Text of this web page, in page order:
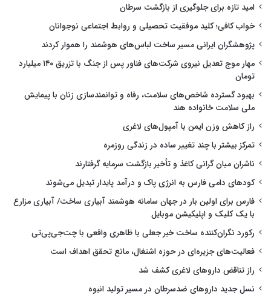
امید تازه برای جلوگیری از بازگشت سرطان
خواب کافی؛ کلید موفقیت تحصیلی و روابط اجتماعی نوجوانان
پژوهشگران ایرانی مسیر ساخت لباس‌های هوشمند را هموار کردند
مهار موج تعدیل نیروی شرکت‌های فناور پس از جنگ با تزریق ۱۴۰ میلیارد
تومان
بهبود گسترده شاخص‌های سلامت، رفاه و توانمندسازی زنان با پیمایش
ملی سلامت خانواده هند
راز کاهش وزن ایمن با آمپول‌های لاغری
تمرکز بیشتر با چند تغییر ساده در زندگی روزمره
ناشران میان گرانی کاغذ و تأخیر بازگشت سرمایه گرفتارند
کودهای دامی فارس به انرژی پاک و درآمد پایدار تبدیل می‌شوند
فارس برای اولین بار در جهان سامانه هوشمند آبیاری ساخت/ آبیاری مزارع
با یک کلیک و اپلیکیشن موبایل
رکورد نگران‌کننده ساخت خبر جعلی با ظاهری واقعی با چت‌جی‌پی‌تی
فعالیت‌های جزیره‌ای در حوزه اشتغال، مانع تحقق اهداف است
راز تناقض داروهای لاغری کشف شد
نسل جدید داروهای ضدسرطان در مسیر تولید انبوه